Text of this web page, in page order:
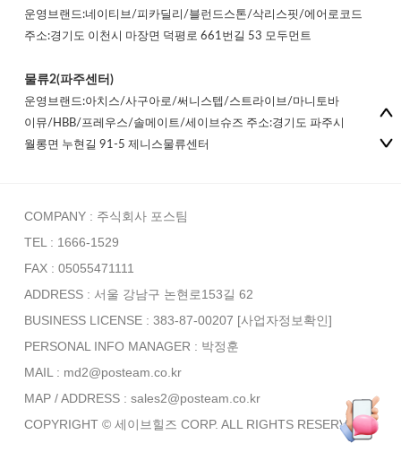
운영브랜드:네이티브/피카딜리/블런드스톤/삭리스핏/에어로코드
주소:경기도 이천시 마장면 덕평로 661번길 53 모두먼트
물류2(파주센터)
운영브랜드:아치스/사구아로/써니스텝/스트라이브/마니토바
이뮤/HBB/프레우스/솔메이트/세이브슈즈 주소:경기도 파주시
월롱면 누현길 91-5 제니스물류센터
COMPANY : 주식회사 포스팀
TEL : 1666-1529
FAX : 05055471111
ADDRESS : 서울 강남구 논현로153길 62
BUSINESS LICENSE : 383-87-00207 [사업자정보확인]
PERSONAL INFO MANAGER : 박정훈
MAIL : md2@posteam.co.kr
MAP / ADDRESS : sales2@posteam.co.kr
COPYRIGHT © 세이브힐즈 CORP. ALL RIGHTS RESERVED.